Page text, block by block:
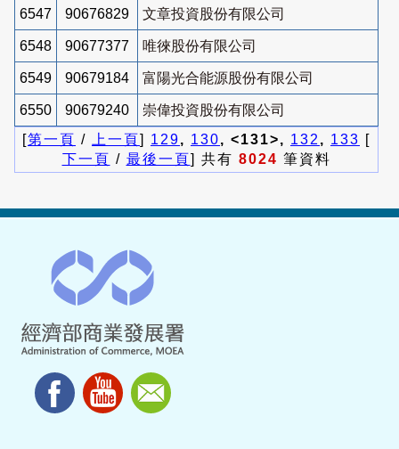
6547 90676829 文章投資股份有限公司
6548 90677377 唯徠股份有限公司
6549 90679184 富陽光合能源股份有限公司
6550 90679240
崇偉投資股份有限公司
[第一頁 / 上一頁] 129, 130, <131>, 132 , 133 [
下一頁 / 最後一頁] 共有 8024 筆資料